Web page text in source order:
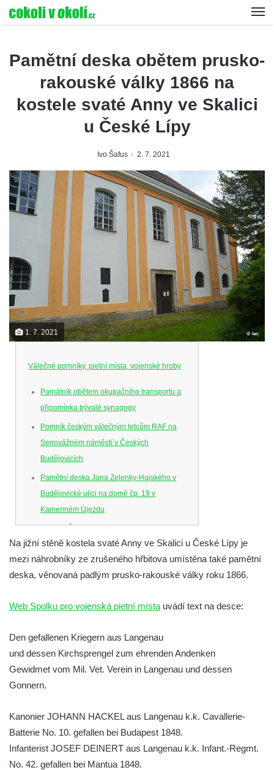
Pamětní deska obětem prusko-
rakouské války 1866 na
kostele svaté Anny ve Skalici
u České Lípy
Ivo Šafus 2. 7. 2021
1. 7. 2021
Válečné pomníky, pietní místa, vojenské hroby
Památník obětem okupačního transportu a
připomínka bývalé synagogy
Pomník českým válečným letcům RAF na
Senovážném náměstí v Českých
Budějovicích
Pamětní deska Jana Zelenky-Hajského v
Budějovické ulici na domě čp. 19 v
Kamenném Újezdu
Kenotaf Šimona Valhy na starém hřbitově v
Kamenném Újezdě
Kenotaf Václava B. Hájka na starém
hřbitově v Kamenném Újezdě
Kamenném Újezdě
Kenotaf Jana Mojžiše na hřbitově ve
Velešíně
Kenotaf Josefa Jílka na hřbitově ve
Velešíně
Hrob Ludvíka Tůmy na hřbitově ve Velešíně
Pomník obětem 2. světové války na hřbitově
Na jižní stěně kostela svaté Anny ve Skalici u České Lípy je
mezi náhrobníky ze zrušeného hřbitova umístěna také pamětní
deska, věnovaná padlým prusko-rakouské války roku 1866.
Web Spolku pro vojenská pietní místa uvádí text na desce:
Den gefallenen Kriegern aus Langenau
und dessen Kirchsprengel zum ehrenden Andenken
Gewidmet vom Mil. Vet. Verein in Langenau und dessen
Gonnern.
Kanonier JOHANN HACKEL aus Langenau k.k. Cavallerie-
Batterie No. 10. gefallen bei Budapest 1848.
Infanterist JOSEF DEINERT aus Langenau k.k. Infant.-Regmt.
No. 42. gefallen bei Mantua 1848.